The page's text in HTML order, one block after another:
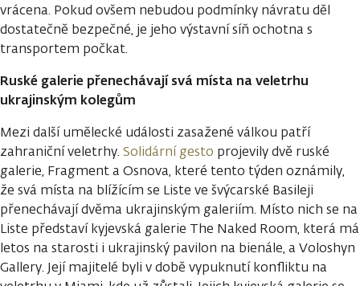
vrácena. Pokud ovšem nebudou podmínky návratu děl
dostatečně bezpečné, je jeho výstavní síň ochotna s
transportem počkat.
Ruské galerie přenechávají svá místa na veletrhu
ukrajinským kolegům
Mezi další umělecké události zasažené válkou patří
zahraniční veletrhy. Solidární gesto projevily dvě ruské
galerie, Fragment a Osnova, které tento týden oznámily,
že svá místa na blížícím se Liste ve švýcarské Basileji
přenechávají dvěma ukrajinským galeriím. Místo nich se na
Liste představí kyjevská galerie The Naked Room, která má
letos na starosti i ukrajinský pavilon na bienále, a Voloshyn
Gallery. Její majitelé byli v době vypuknutí konfliktu na